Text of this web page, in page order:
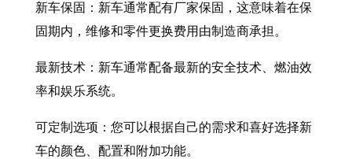
新车保固：新车通常配有厂家保固，这意味着在保
固期内，维修和零件更换费用由制造商承担。
最新技术：新车通常配备最新的安全技术、燃油效
率和娱乐系统。
可定制选项：您可以根据自己的需求和喜好选择新
车的颜色、配置和附加功能。